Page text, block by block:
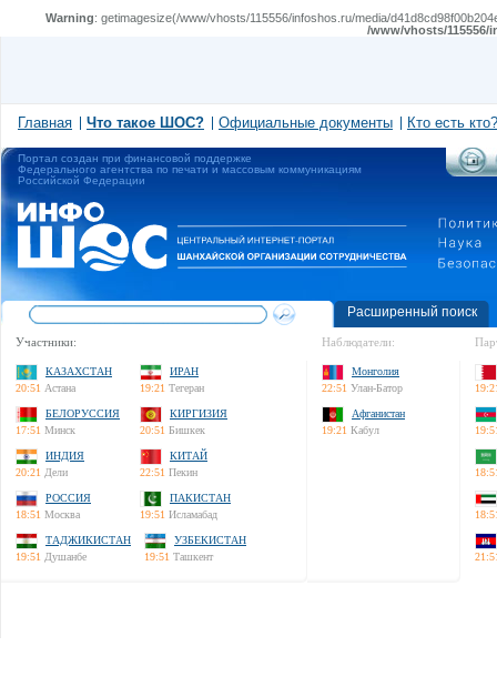
Warning: getimagesize(/www/vhosts/115556/infoshos.ru/media/
/www/vhosts/
Главная Что такое ШОС? Официальные документы Кто есть кто?
Портал создан при финансовой поддержке
Федерального агентства по печати и массовым коммуникациям
Российской Федерации
Расширенный поиск
Участники:
КАЗАХСТАН
20:51 Астана
ИРАН
19:21 Тегеран
БЕЛОРУССИЯ
17:51 Минск
КИРГИЗИЯ
20:51 Бишкек
ИНДИЯ
20:21 Дели
КИТАЙ
22:51 Пекин
РОССИЯ
18:51 Москва
ПАКИСТАН
19:51 Исламабад
ТАДЖИКИСТАН
19:51 Душанбе
УЗБЕКИСТАН
19:51 Ташкент
Наблюдатели:
Монголия
22:51 Улан-Батор
Афганистан
19:21 Кабул